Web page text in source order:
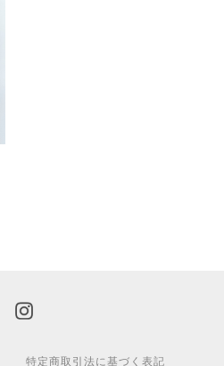
特定商取引法に基づく表記